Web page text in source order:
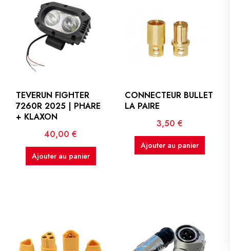
TEVERUN FIGHTER
7260R 2025 | PHARE
+ KLAXON
Prix
40,00 €
Ajouter au panier
CONNECTEUR BULLET
LA PAIRE
Prix
3,50 €
Ajouter au panier